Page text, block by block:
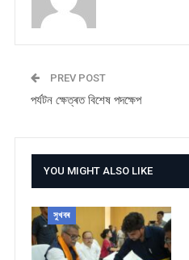
PREV POST
পৰ্যটন ক্ষেত্ৰত বিশেষ পদক্ষেপ
YOU MIGHT ALSO LIKE
সুখবৰ